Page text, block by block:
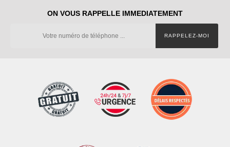
ON VOUS RAPPELLE IMMEDIATEMENT